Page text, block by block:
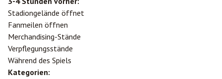
Stadiongelände öffnet
Fanmeilen öffnen
Merchandising-Stände
Verpflegungsstände
Während des Spiels
Kategorien: